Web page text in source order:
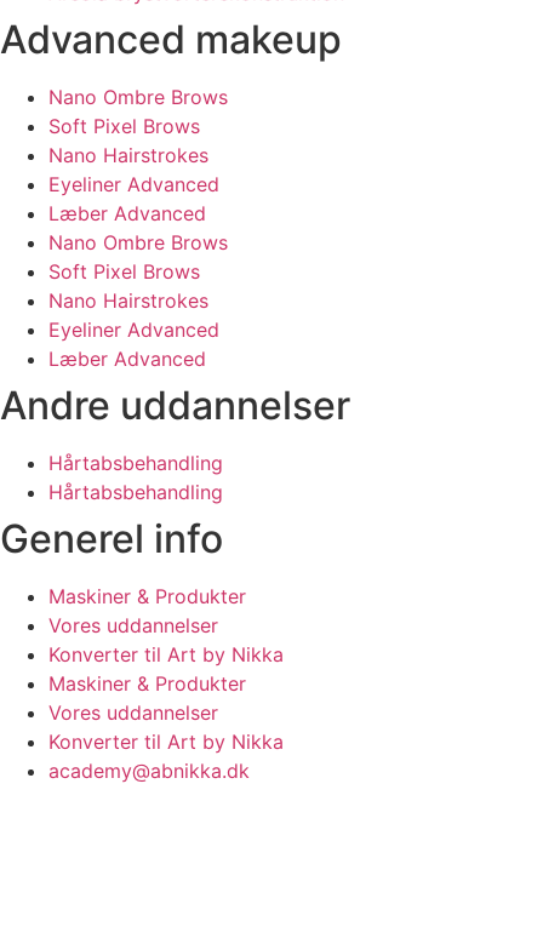
Advanced makeup
Nano Ombre Brows
Soft Pixel Brows
Nano Hairstrokes
Eyeliner Advanced
Læber Advanced
Nano Ombre Brows
Soft Pixel Brows
Nano Hairstrokes
Eyeliner Advanced
Læber Advanced
Andre uddannelser
Hårtabsbehandling
Hårtabsbehandling
Generel info
Maskiner & Produkter
Vores uddannelser
Konverter til Art by Nikka
Maskiner & Produkter
Vores uddannelser
Konverter til Art by Nikka
academy@abnikka.dk